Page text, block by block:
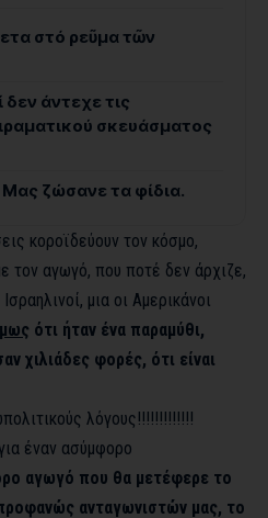
στό ρεῦμα τῶν
δεν άντεχε τις
σκευάσματος
ζώσανε τα φίδια.
κοροϊδεύουν τον κόσμο,
τον αγωγό, που ποτέ δεν άρχιζε,
μια οι Αμερικάνοι
ότι ήταν ένα παραμύθι,
χιλιάδες φορές, ότι είναι
λόγους!!!!!!!!!!!!!
έναν ασύμφορο
αγωγό που θα μετέφερε το
ανταγωνιστών μας, το